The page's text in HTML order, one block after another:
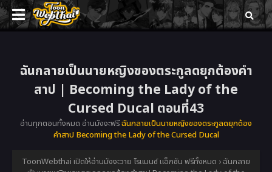
ฉันกลายเป็นนายหญิงของตระกูลดยุกต้องคำ
สาป | Becoming the Lady of the
Cursed Ducal ตอนที่43
อ่านทุกตอนทั้งหมด อ่านมังงะฟรีฉันกลายเป็นนายหญิงของตระกูลดยุกต้อง
คำสาป Becoming the Lady of the Cursed Ducal
ToonWebthai เปิดให้อ่านมังงะวาย โรแมนซ์ แอ็กชัน ฟรีทั้งหมด › ฉันกลาย